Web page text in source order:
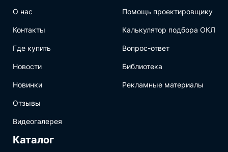
О нас
Контакты
Где купить
Новости
Новинки
Отзывы
Видеогалерея
Помощь проектировщику
Калькулятор подбора ОКЛ
Вопрос-ответ
Библиотека
Рекламные материалы
Каталог